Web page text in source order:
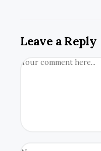
Leave a Reply